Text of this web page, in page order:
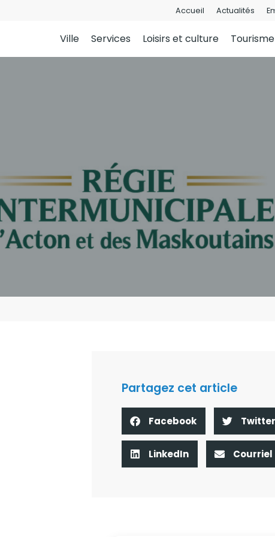
Accueil Actualités
Ville Services Loisirs et culture
Partagez cet article
Facebook Twitter
LinkedIn Courriel